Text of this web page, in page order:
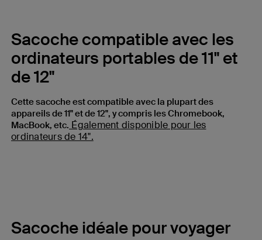
Sacoche compatible avec les
ordinateurs portables de 11" et
de 12"
Cette sacoche est compatible avec la plupart des
appareils de 11" et de 12", y compris les Chromebook,
MacBook, etc. Également disponible pour les
ordinateurs de 14".
Sacoche idéale pour voyager